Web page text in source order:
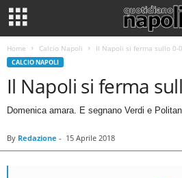
Home Calcio Napoli Il Napoli si ferma sullo 0-0
CALCIO NAPOLI
Il Napoli si ferma
Domenica amara. E segnano Verdi e
By Redazione - 15 Aprile 2018